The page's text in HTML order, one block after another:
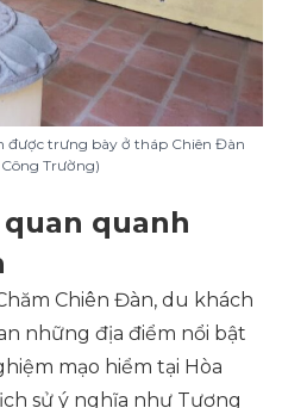
được trưng bày ở tháp Chiên Đàn
Trường)
quanh
Chiên Đàn, du khách
những địa điểm nổi bật
mạo hiểm tại Hòa
sử ý nghĩa như Tượng